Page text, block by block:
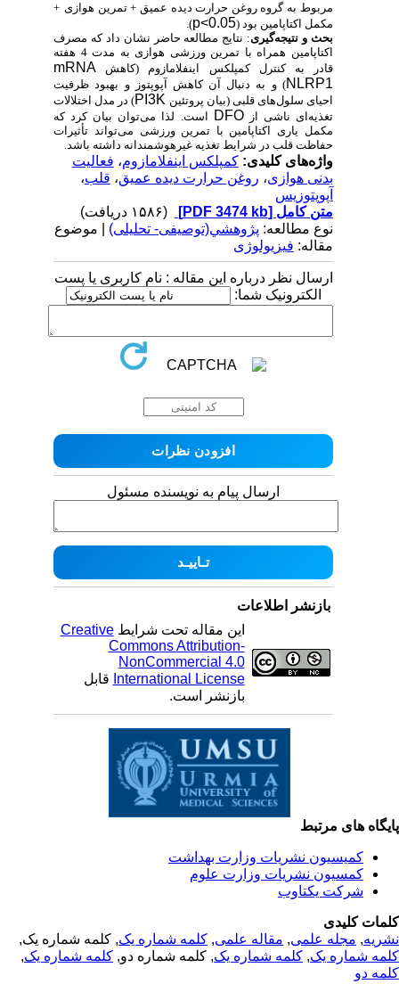
مربوط به گروه روغن حرارت دیده عمیق + تمرین هوازی +
مکمل اکتاپامین بود (p<0.05
).
بحث و نتیجه‌گیری : نتایج مطالعه حاضر نشان داد که مصرف
اکتاپامین همراه با تمرین ورزشی هوازی به مدت 4 هفته
قادر به کنترل کمپلکس اینفلامازوم (کاهشmRNA
NLRP1 ) و به دنبال آن کاهش آپوپتوز و بهبود ظرفیت
احیای سلول‌های قلبی (بیان پروتئینPI3K ) در مدل اختلالات
تغذیه‌ای ناشی ازDFO است. لذا می‌توان بیان کرد که
مکمل یاری اکتاپامین با تمرین ورزشی می‌تواند تأثیرات
حفاظت قلب در شرایط تغذیه غیرهوشمندانه داشته باشد.
واژه‌های کلیدی:کمپلکس اینفلامازوم،فعالیت
بدنی هوازی،روغن حرارت دیده عمیق،قلب،
آپوپتوزیس
متن کامل[PDF 3474 kb]
نوع مطالعه:پژوهشي(توصیفی- تحلیلی) | موضوع
مقاله:فیزیولوژی
ارسال نظر درباره این مقاله : نام کاربری یا پست
الکترونیک شما:
ارسال پیام به نویسنده مسئول
بازنشر اطلاعات
این مقاله تحت شرایطCreative
Commons Attribution-
NonCommercial 4.0
International Licenseقابل
بازنشر است.
های مرتبط
کمیسیون نشریات وزارت بهداشت
کمسیون نشریات وزارت علوم
شرکت یکتاوب
کلیدی
,مجله علمی, مقاله علمی, کلمه شماره یک, کلمه شماره یک,
شماره یک,کلمه شماره یک, کلمه شماره دو,کلمه شماره یک,
دو